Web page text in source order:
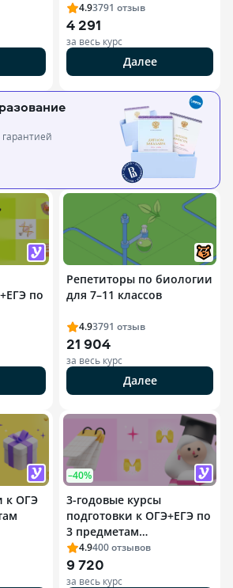
4.93791 отзыв
4 291
за весь курс
Далее
по
Репетиторы по биологии
для 7–11 классов
4.93791 отзыв
21 904
за весь курс
Далее
к ОГЭ
–40%
3-годовые курсы
подготовки к ОГЭ+ЕГЭ по
3 предметам
(Оптимальный)
4.9400отзывов
9 720
за весь курс